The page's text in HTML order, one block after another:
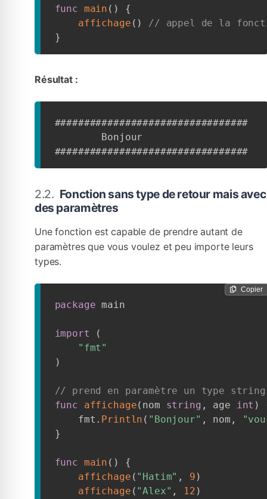
func main ( )
{
affichage ( )
// appel de la
}
Résultat :
#################################
        Bonjour
#################################
Fonction sans type de retour mais avec
des paramètres
Une fonction est capable de prendre autant de
paramètres que vous voulez et peu importe leurs
types.
Copier
package main
import
(
"fmt"
)
// prend en paramètre un type
func
affichage( nom string , age int )
    fmt
. Println ( "Bonjour" , nom ,
}
func main ( )
{
affichage ( "Hatim" , 9 )
affichage ( "Alex" , 12 )